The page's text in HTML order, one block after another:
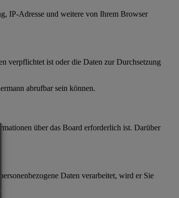
IP-Adresse und weitere von Ihrem Browser
verpflichtet ist oder die Daten zur Durchsetzung
abrufbar sein können.
über das Board erforderlich ist. Darüber
Daten verarbeitet, wird er Sie